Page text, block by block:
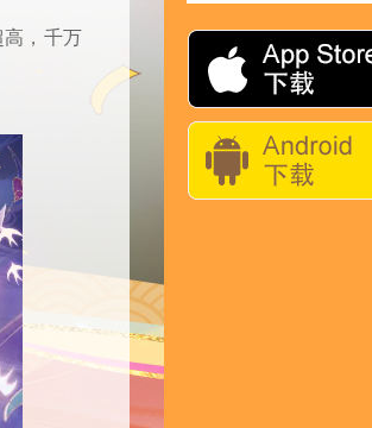
，千万